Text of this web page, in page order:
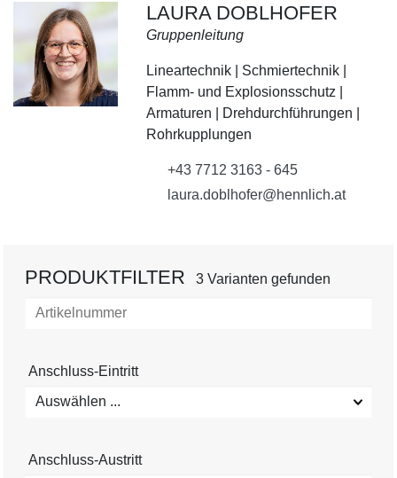
LAURA DOBLHOFER
Gruppenleitung
Lineartechnik | Schmiertechnik |
Flamm- und Explosionsschutz |
Armaturen | Drehdurchführungen |
Rohrkupplungen
+43 7712 3163 - 645
laura.doblhofer@hennlich.at
PRODUKTFILTER 3 Varianten gefunden
Anschluss-Eintritt
Auswählen ...
Anschluss-Austritt